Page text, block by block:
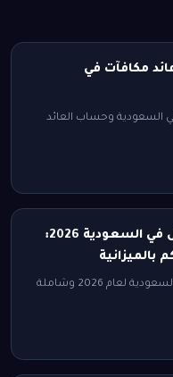
مكافآت في
في السعودية وحساب العائد
دليل عملي لتقدير تكلفة بناء منزل في السعودية 2026:
بالميزانية
تعرّف على التكلفة الحقيقية لبناء منزل في السعودية لعام 2026 وشاملة